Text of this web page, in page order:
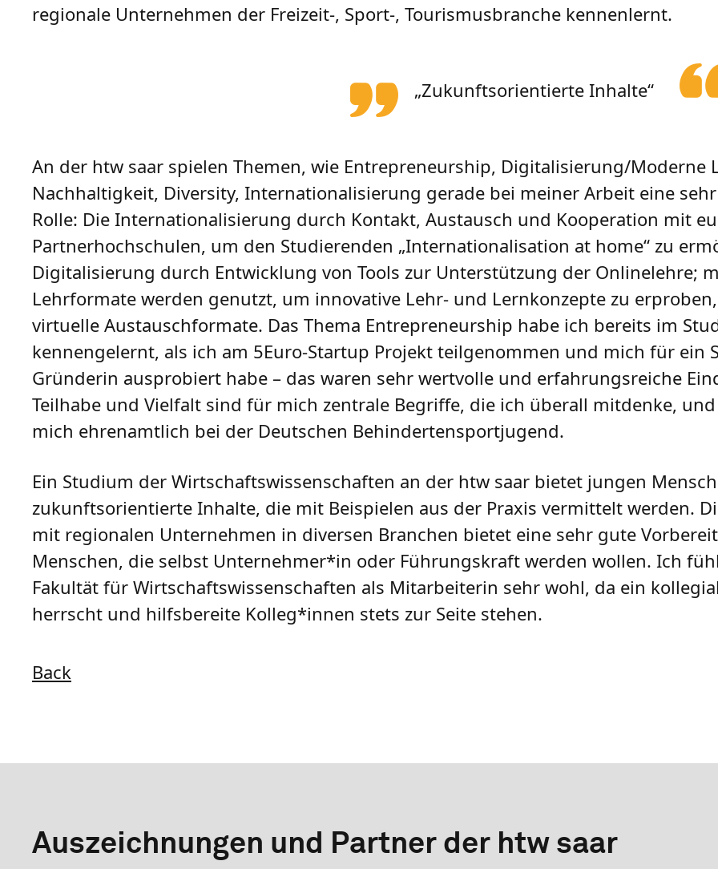
regionale Unternehmen der Freizeit-, Sport-, Tourismusbranche kennenlernt.
„Zukunftsorientierte Inhalte“
An der htw saar spielen Themen, wie Entrepreneurship, Digitalisierung/Moderne
Nachhaltigkeit, Diversity, Internationalisierung gerade bei meiner Arbeit eine
Rolle: Die Internationalisierung durch Kontakt, Austausch und Kooperation mit
Partnerhochschulen, um den Studierenden „Internationalisation at home“ zu
Digitalisierung durch Entwicklung von Tools zur Unterstützung der Onlinelehre;
Lehrformate werden genutzt, um innovative Lehr- und Lernkonzepte zu
virtuelle Austauschformate. Das Thema Entrepreneurship habe ich bereits im
kennengelernt, als ich am 5Euro-Startup Projekt teilgenommen und mich für ein
Gründerin ausprobiert habe – das waren sehr wertvolle und erfahrungsreiche
Teilhabe und Vielfalt sind für mich zentrale Begriffe, die ich überall mitdenke,
mich ehrenamtlich bei der Deutschen Behindertensportjugend.
Ein Studium der Wirtschaftswissenschaften an der htw saar bietet jungen
zukunftsorientierte Inhalte, die mit Beispielen aus der Praxis vermittelt werden.
mit regionalen Unternehmen in diversen Branchen bietet eine sehr gute
Menschen, die selbst Unternehmer*in oder Führungskraft werden wollen. Ich
Fakultät für Wirtschaftswissenschaften als Mitarbeiterin sehr wohl, da ein
herrscht und hilfsbereite Kolleg*innen stets zur Seite stehen.
Back
Auszeichnungen und Partner der htw saar